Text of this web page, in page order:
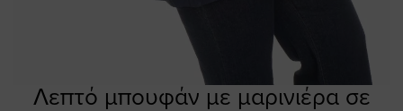
Λεπτό μπουφάν με μαρινιέρα σε
Skip